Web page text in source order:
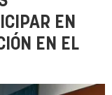
EN
EN EL